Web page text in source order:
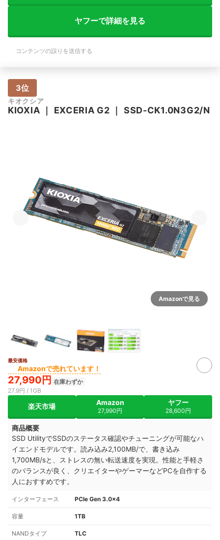
ヤフーで詳細を見る
コンテンツの誤りを送信する
3位
キオクシア
KIOXIA EXCERIA G2 SSD-CK1.0N3G2/N
Amazonで見る
最安価格
Amazonで売れています！
27,990円 在庫わずか
27.9円 / 1GB
楽天市場 Amazon
27,990円
ヤフー
28,600円
商品概要
SSD UtilityでSSDのステータス確認やチューニングが可能なハ
イエンドモデルです。読み込み2,100MB/で 、書き込み
1,700MB/sと、ストレスの無い転送速度を実現。性能と手軽さ
のバランスが良く、クリエイターやゲーマーなどPCを自作する
人におすすめです。
インターフェース PCIe Gen 3.0×4
容量 1TB
NANDタイプ TLC